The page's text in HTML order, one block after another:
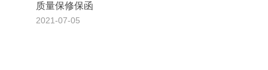
质量保修保函
2021-07-05